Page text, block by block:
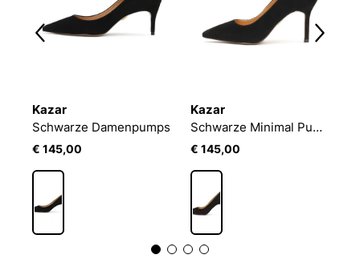
Kazar
Schwarze Damenpumps
€ 145,00
Kazar
Schwarze Minimal Pumps aus Wildleder
€ 145,00